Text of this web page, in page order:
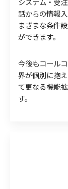
話からの情報
まざまな条件
ができます。
今後もコール
界が個別に抱
て更なる機能
す。